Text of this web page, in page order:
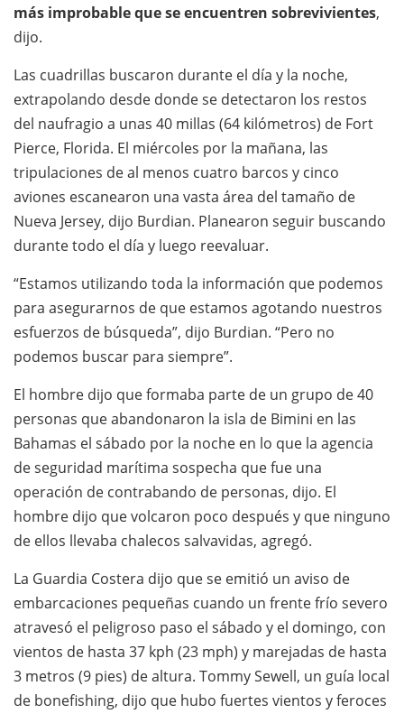
más improbable que se encuentren sobrevivientes,
dijo.
Las cuadrillas buscaron durante el día y la noche,
extrapolando desde donde se detectaron los restos
del naufragio a unas 40 millas (64 kilómetros) de Fort
Pierce, Florida. El miércoles por la mañana, las
tripulaciones de al menos cuatro barcos y cinco
aviones escanearon una vasta área del tamaño de
Nueva Jersey, dijo Burdian. Planearon seguir buscando
durante todo el día y luego reevaluar.
“Estamos utilizando toda la información que podemos
para asegurarnos de que estamos agotando nuestros
esfuerzos de búsqueda”, dijo Burdian. “Pero no
podemos buscar para siempre”.
El hombre dijo que formaba parte de un grupo de 40
personas que abandonaron la isla de Bimini en las
Bahamas el sábado por la noche en lo que la agencia
de seguridad marítima sospecha que fue una
operación de contrabando de personas, dijo. El
hombre dijo que volcaron poco después y que ninguno
de ellos llevaba chalecos salvavidas, agregó.
La Guardia Costera dijo que se emitió un aviso de
embarcaciones pequeñas cuando un frente frío severo
atravesó el peligroso paso el sábado y el domingo, con
vientos de hasta 37 kph (23 mph) y marejadas de hasta
3 metros (9 pies) de altura. Tommy Sewell, un guía local
de bonefishing, dijo que hubo fuertes vientos y feroces